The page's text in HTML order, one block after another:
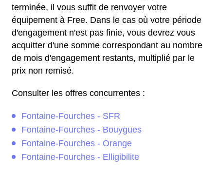
terminée, il vous suffit de renvoyer votre
équipement à Free. Dans le cas où votre période
d'engagement n'est pas finie, vous devrez vous
acquitter d'une somme correspondant au nombre
de mois d'engagement restants, multiplié par le
prix non remisé.
Consulter les offres concurrentes :
Fontaine-Fourches - SFR
Fontaine-Fourches - Bouygues
Fontaine-Fourches - Orange
Fontaine-Fourches - Elligibilite